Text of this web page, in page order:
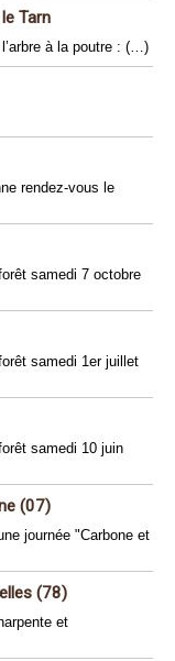
Tarn
à la poutre : (…)
rendez-vous le
samedi 7 octobre
samedi 1er juillet
samedi 10 juin
(07)
journée "Carbone et
(78)
et